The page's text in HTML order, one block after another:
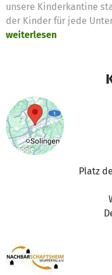
unsere Kinderkantine
der Kinder für jede
weiterlesen
Platz